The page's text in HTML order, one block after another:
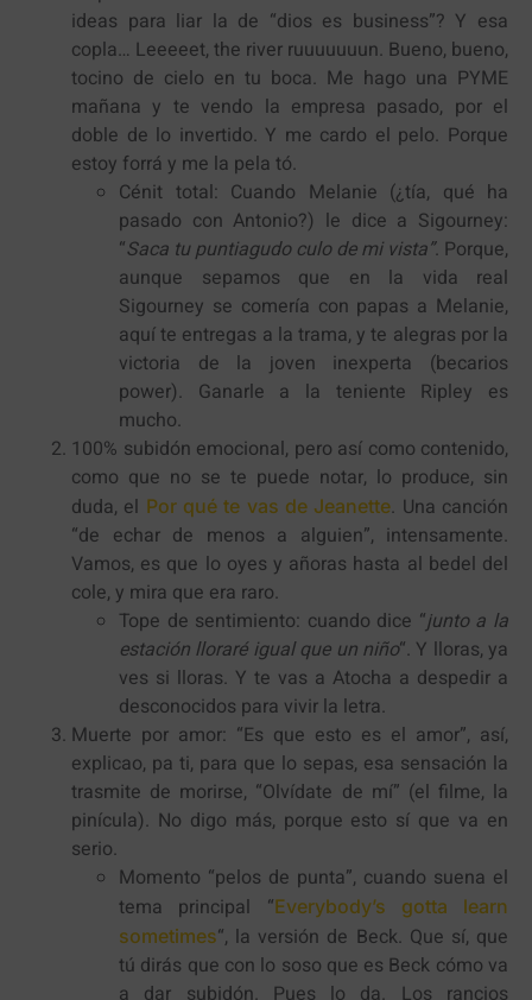
ideas para liar la de “dios es business”? Y esa
copla… Leeeeet, the river ruuuuuuun. Bueno, bueno,
tocino de cielo en tu boca. Me hago una PYME
mañana y te vendo la empresa pasado, por el
doble de lo invertido. Y me cardo el pelo. Porque
estoy forrá y me la pela tó.
Cénit total: Cuando Melanie (¿tía, qué ha
pasado con Antonio?) le dice a Sigourney:
“Saca tu puntiagudo culo de mi vista”. Porque,
aunque sepamos que en la vida real
Sigourney se comería con papas a Melanie,
aquí te entregas a la trama, y te alegras por la
victoria de la joven inexperta (becarios
power). Ganarle a la teniente Ripley es
mucho.
100% subidón emocional, pero así como contenido,
como que no se te puede notar, lo produce, sin
duda, el Por qué te vas de Jeanette. Una canción
“de echar de menos a alguien”, intensamente.
Vamos, es que lo oyes y añoras hasta al bedel del
cole, y mira que era raro.
Tope de sentimiento: cuando dice “junto a la
estación lloraré igual que un niño“. Y lloras, ya
ves si lloras. Y te vas a Atocha a despedir a
desconocidos para vivir la letra.
Muerte por amor: “Es que esto es el amor”, así,
explicao, pa ti, para que lo sepas, esa sensación la
trasmite de morirse, “Olvídate de mí” (el filme, la
pinícula). No digo más, porque esto sí que va en
serio.
Momento “pelos de punta”, cuando suena el
tema principal “Everybody’s gotta learn
sometimes“, la versión de Beck. Que sí, que
tú dirás que con lo soso que es Beck cómo va
a dar subidón. Pues lo da. Los rancios